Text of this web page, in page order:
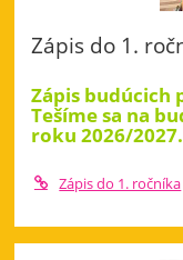
Zápis do 1.
Zápis budúcich
Tešíme sa na
roku 2026/2027.
Zápis do 1. ročníka